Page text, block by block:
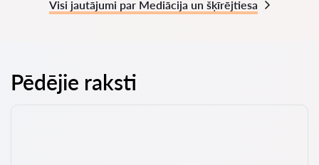
Visi jautājumi par Mediācija un šķīrējtiesa
Pēdējie raksti